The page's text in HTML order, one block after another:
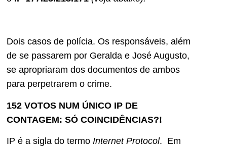
Dois casos de polícia. Os responsáveis, além
de se passarem por Geralda e José Augusto,
se apropriaram dos documentos de ambos
para perpetrarem o crime.
152 VOTOS NUM ÚNICO IP DE
CONTAGEM: SÓ COINCIDÊNCIAS?!
IP é a sigla do termo Internet Protocol. Em